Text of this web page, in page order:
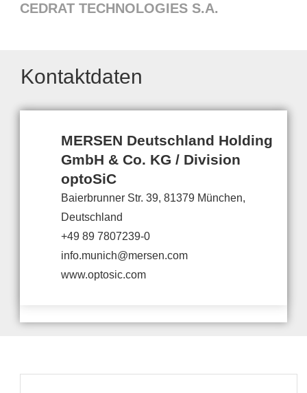
CEDRAT TECHNOLOGIES S.A.
Kontaktdaten
MERSEN Deutschland Holding
GmbH & Co. KG / Division
optoSiC
Baierbrunner Str. 39, 81379 München,
Deutschland
+49 89 7807239-0
info.munich@mersen.com
www.optosic.com